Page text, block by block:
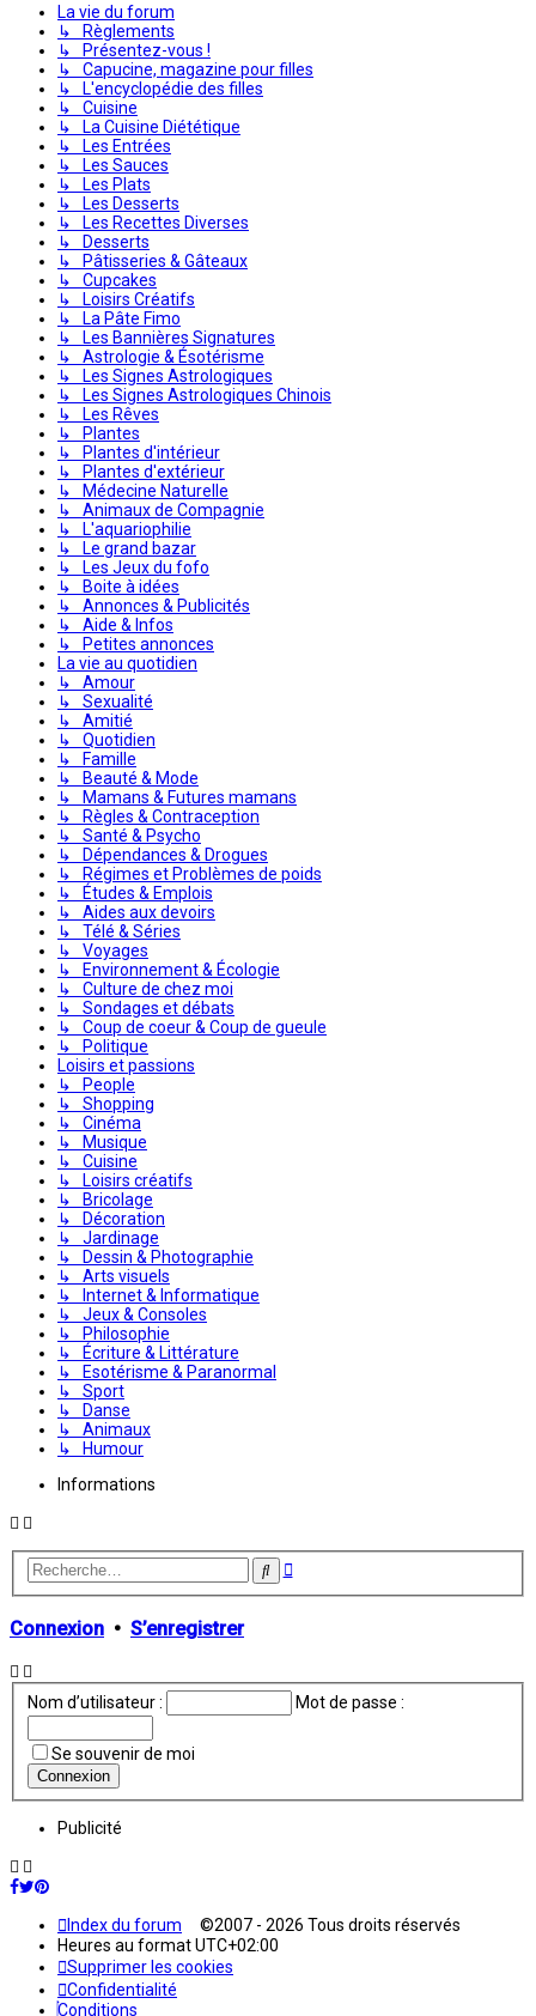
La vie du forum
↳ Règlements
↳ Présentez-vous !
↳ Capucine, magazine pour filles
↳ L'encyclopédie des filles
↳ Cuisine
↳ La Cuisine Diététique
↳ Les Entrées
↳ Les Sauces
↳ Les Plats
↳ Les Desserts
↳ Les Recettes Diverses
↳ Desserts
↳ Pâtisseries & Gâteaux
↳ Cupcakes
↳ Loisirs Créatifs
↳ La Pâte Fimo
↳ Les Bannières Signatures
↳ Astrologie & Ésotérisme
↳ Les Signes Astrologiques
↳ Les Signes Astrologiques Chinois
↳ Les Rêves
↳ Plantes
↳ Plantes d'intérieur
↳ Plantes d'extérieur
↳ Médecine Naturelle
↳ Animaux de Compagnie
↳ L'aquariophilie
↳ Le grand bazar
↳ Les Jeux du fofo
↳ Boite à idées
↳ Annonces & Publicités
↳ Aide & Infos
↳ Petites annonces
La vie au quotidien
↳ Amour
↳ Sexualité
↳ Amitié
↳ Quotidien
↳ Famille
↳ Beauté & Mode
↳ Mamans & Futures mamans
↳ Règles & Contraception
↳ Santé & Psycho
↳ Dépendances & Drogues
↳ Régimes et Problèmes de poids
↳ Études & Emplois
↳ Aides aux devoirs
↳ Télé & Séries
↳ Voyages
↳ Environnement & Écologie
↳ Culture de chez moi
↳ Sondages et débats
↳ Coup de coeur & Coup de gueule
↳ Politique
Loisirs et passions
↳ People
↳ Shopping
↳ Cinéma
↳ Musique
↳ Cuisine
↳ Loisirs créatifs
↳ Bricolage
↳ Décoration
↳ Jardinage
↳ Dessin & Photographie
↳ Arts visuels
↳ Internet & Informatique
↳ Jeux & Consoles
↳ Philosophie
↳ Écriture & Littérature
↳ Esotérisme & Paranormal
↳ Sport
↳ Danse
↳ Animaux
↳ Humour
Informations
Rechercher
Recherche
Connexion • S’enregistrer
Nom d’utilisateur : Mot de passe :
Se souvenir de moi
Publicité
Index du forum ©2007 - 2026 Tous droits réservés
Heures au formatUTC+02:00
Supprimer les cookies
Confidentialité
Conditions